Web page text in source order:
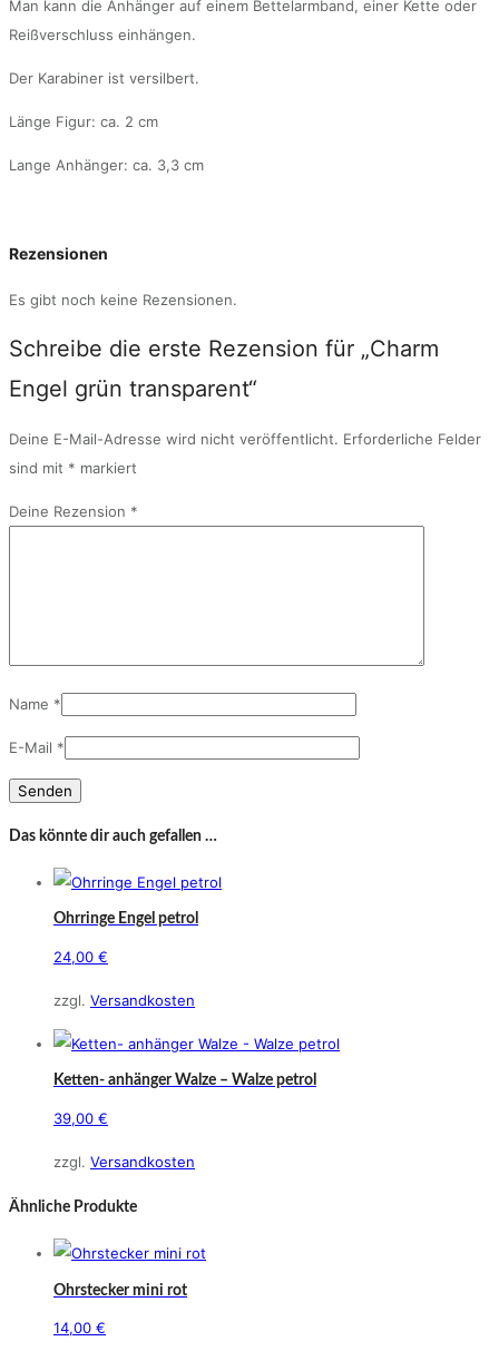
Man kann die Anhänger auf einem Bettelarmband, einer Kette oder
Reißverschluss einhängen.
Der Karabiner ist versilbert.
Länge Figur: ca. 2 cm
Lange Anhänger: ca. 3,3 cm
Rezensionen
Es gibt noch keine Rezensionen.
Schreibe die erste Rezension für „Charm
Engel grün transparent“
Deine E-Mail-Adresse wird nicht veröffentlicht. Erforderliche Felder
sind mit * markiert
Deine Rezension *
Name *
E-Mail *
Das könnte dir auch gefallen …
Ohrringe Engel petrol
24,00 €
zzgl. Versandkosten
Ketten- anhänger Walze – Walze petrol
39,00 €
zzgl. Versandkosten
Ähnliche Produkte
Ohrstecker mini rot
14,00 €